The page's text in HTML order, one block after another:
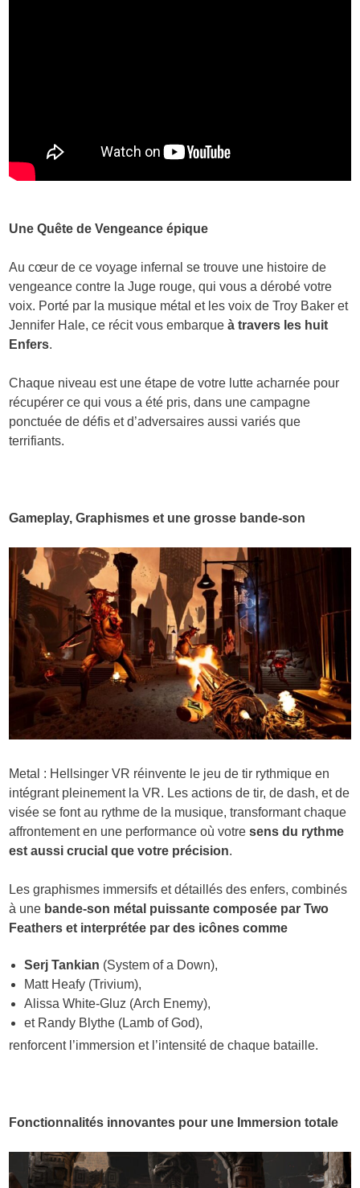
Une Quête de Vengeance épique
Au cœur de ce voyage infernal se trouve une histoire de
vengeance contre la Juge rouge, qui vous a dérobé votre
voix. Porté par la musique métal et les voix de Troy Baker et
Jennifer Hale, ce récit vous embarque à travers les huit
Enfers.
Chaque niveau est une étape de votre lutte acharnée pour
récupérer ce qui vous a été pris, dans une campagne
ponctuée de défis et d’adversaires aussi variés que
terrifiants.
Gameplay, Graphismes et une grosse bande-son
Metal : Hellsinger VR réinvente le jeu de tir rythmique en
intégrant pleinement la VR. Les actions de tir, de dash, et de
visée se font au rythme de la musique, transformant chaque
affrontement en une performance où votre sens du rythme
est aussi crucial que votre précision.
Les graphismes immersifs et détaillés des enfers, combinés
à une bande-son métal puissante composée par Two
Feathers et interprétée par des icônes comme
Serj Tankian (System of a Down),
Matt Heafy (Trivium),
Alissa White-Gluz (Arch Enemy),
et Randy Blythe (Lamb of God),
renforcent l’immersion et l’intensité de chaque bataille.
Fonctionnalités innovantes pour une Immersion totale